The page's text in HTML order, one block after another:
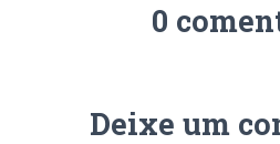
0
Deixe um